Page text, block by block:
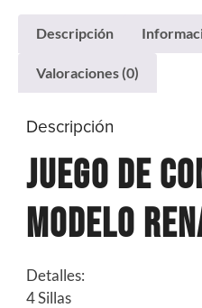
Descripción
Valoraciones (0)
Descripción
Juego De
Modelo
Detalles:
4 Sillas